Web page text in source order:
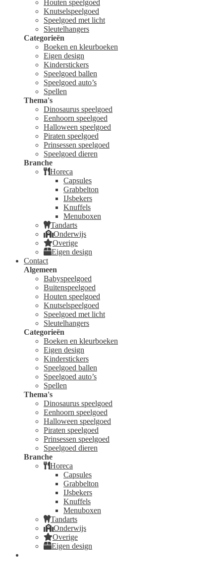
Houten speelgoed
Knutselspeelgoed
Speelgoed met licht
Sleutelhangers
Categorieën
Boeken en kleurboeken
Eigen design
Kinderstickers
Speelgoed ballen
Speelgoed auto’s
Spellen
Thema's
Dinosaurus speelgoed
Eenhoorn speelgoed
Halloween speelgoed
Piraten speelgoed
Prinsessen speelgoed
Speelgoed dieren
Branche
Horeca
Capsules
Grabbelton
IJsbekers
Knuffels
Menuboxen
Tandarts
Onderwijs
Overige
Eigen design
Contact
Algemeen
Babyspeelgoed
Buitenspeelgoed
Houten speelgoed
Knutselspeelgoed
Speelgoed met licht
Sleutelhangers
Categorieën
Boeken en kleurboeken
Eigen design
Kinderstickers
Speelgoed ballen
Speelgoed auto’s
Spellen
Thema's
Dinosaurus speelgoed
Eenhoorn speelgoed
Halloween speelgoed
Piraten speelgoed
Prinsessen speelgoed
Speelgoed dieren
Branche
Horeca
Capsules
Grabbelton
IJsbekers
Knuffels
Menuboxen
Tandarts
Onderwijs
Overige
Eigen design